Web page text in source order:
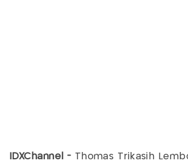
IDXChannel - Thomas Trikasih